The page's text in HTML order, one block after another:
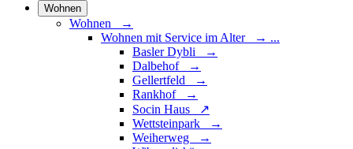
Wohnen
Wohnen →
Wohnen mit Service im Alter
→ ...
Basler Dybli →
Dalbehof →
Gellertfeld →
Rankhof →
Socin Haus ↗
Wettsteinpark →
Weiherweg →